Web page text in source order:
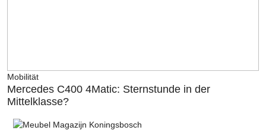
Mobilität
Mercedes C400 4Matic: Sternstunde in der
Mittelklasse?